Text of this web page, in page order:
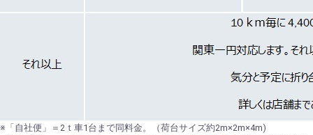
※「自社便」＝2ｔ車1台まで同料金。（荷台サイズ約2m×2m×4m)